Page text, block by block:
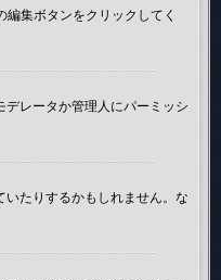
集ボタンをクリックしてく
レータか管理人にパーミッシ
たりするかもしれません。な